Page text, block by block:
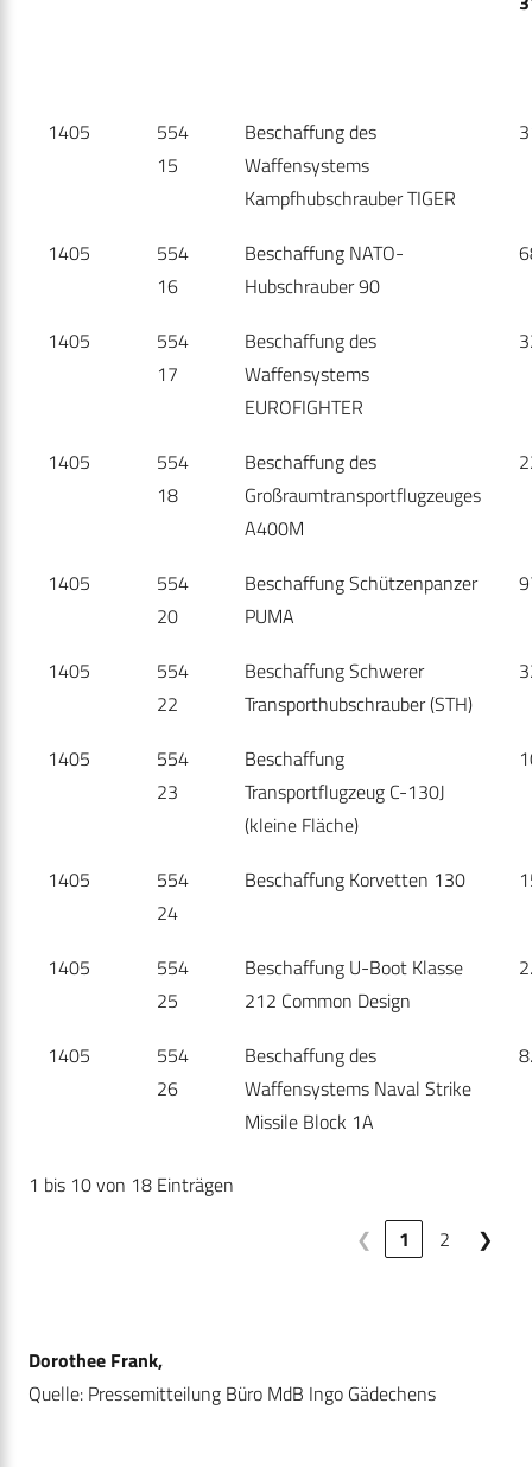
1405
554
15
Beschaffung des
Waffensystems
Kampfhubschrauber TIGER
1405
554
16
Beschaffung NATO-
Hubschrauber 90
1405
554
17
Beschaffung des
Waffensystems
EUROFIGHTER
1405
554
18
Beschaffung des
Großraumtransportflugzeuges
A400M
1405
554
20
Beschaffung Schützenpanzer
PUMA
1405
554
22
Beschaffung Schwerer
Transporthubschrauber (STH)
1405
554
23
Beschaffung
Transportflugzeug C-130J
(kleine Fläche)
1405
554
24
Beschaffung Korvetten 130
1405
554
25
Beschaffung U-Boot Klasse
212 Common Design
1405
554
26
Beschaffung des
Waffensystems Naval Strike
Missile Block 1A
1 bis 10 von 18 Einträgen
❮
1 2 ❯
Dorothee Frank,
Quelle: Pressemitteilung Büro MdB Ingo Gädechens